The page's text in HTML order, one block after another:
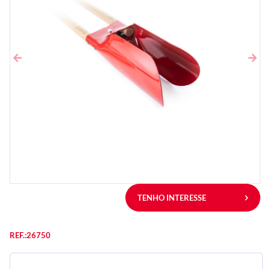
TENHO INTERESSE
REF.:26750